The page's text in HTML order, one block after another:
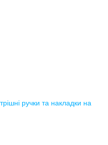
ручки та накладки на